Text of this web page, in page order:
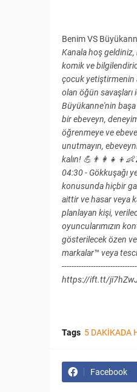
Benim VS
Kanala hoş
komik ve
çocuk yetiştirmenin
olan öğün savaşları
Büyükanne'nin başa
bir ebeveyn,
öğrenmeye ve
unutmayın,
kalın!
04:30 - Gökkuşağı
konusunda hiçbir
aittir ve hasar veya
planlayan kişi,
oyuncularımızın
gösterilecek özen
markalar™ veya
https://ift.tt/
Tags 5 DAKİKADA
Facebook